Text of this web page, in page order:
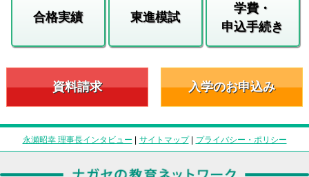
合格実績 東進模試
学費・
申込手続き
資料請求 入学のお申込み
永瀬昭幸 理事長インタビュー | サイトマップ| プライバシー・ポリシー